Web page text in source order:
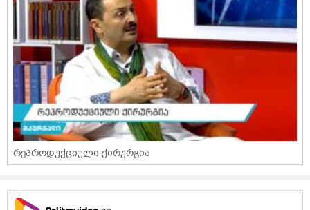
რეპროდუქციული ქირურგია